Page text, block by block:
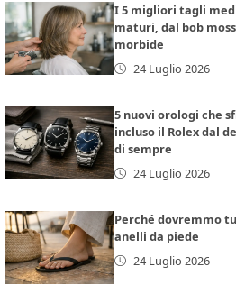
I 5 migliori tagli
maturi, dal bob
morbide
24 Luglio 2026
5 nuovi orologi che
incluso il Rolex dal
di sempre
24 Luglio 2026
Perché dovremmo
anelli da piede
24 Luglio 2026